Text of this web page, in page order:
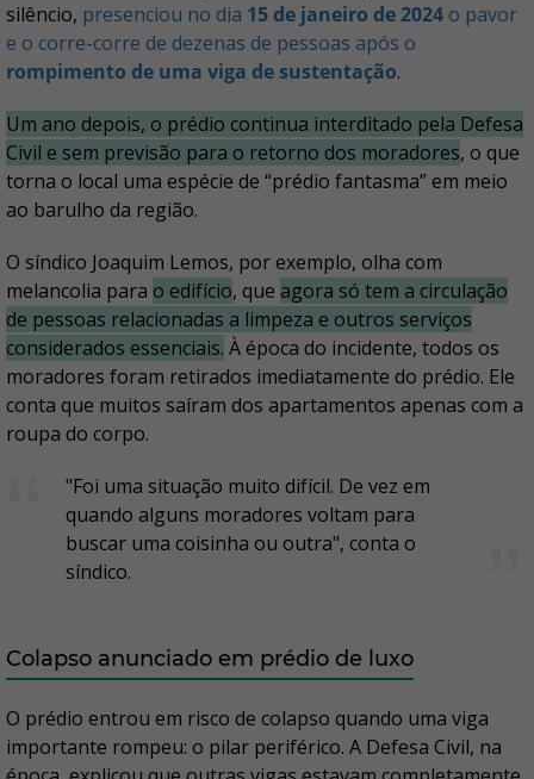
silêncio, presenciou no dia 15 de janeiro de 2024 o pavor
e o corre-corre de dezenas de pessoas após o
rompimento de uma viga de sustentação.
Um ano depois, o prédio continua interditado pela Defesa
Civil e sem previsão para o retorno dos moradores, o que
torna o local uma espécie de “prédio fantasma” em meio
ao barulho da região.
O síndico Joaquim Lemos, por exemplo, olha com
melancolia para o edifício, que agora só tem a circulação
de pessoas relacionadas a limpeza e outros serviços
considerados essenciais. À época do incidente, todos os
moradores foram retirados imediatamente do prédio. Ele
conta que muitos saíram dos apartamentos apenas com a
roupa do corpo.
"Foi uma situação muito difícil. De vez em
quando alguns moradores voltam para
buscar uma coisinha ou outra", conta o
síndico.
Colapso anunciado em prédio de luxo
O prédio entrou em risco de colapso quando uma viga
importante rompeu: o pilar periférico. A Defesa Civil, na